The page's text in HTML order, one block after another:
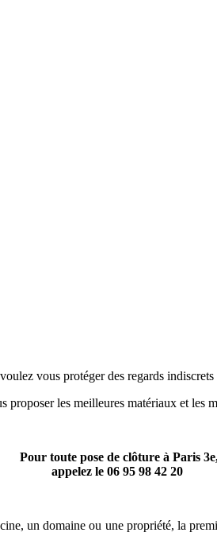
vous protéger des regards
les meilleures matériaux et les
Pour toute pose de clôture à Paris
appelez le 06 95 98 42 20
un domaine ou une propriété, la